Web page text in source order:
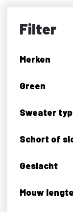
Filter
Merken
Green
Sweater
Schort of
Geslacht
Mouw lengte